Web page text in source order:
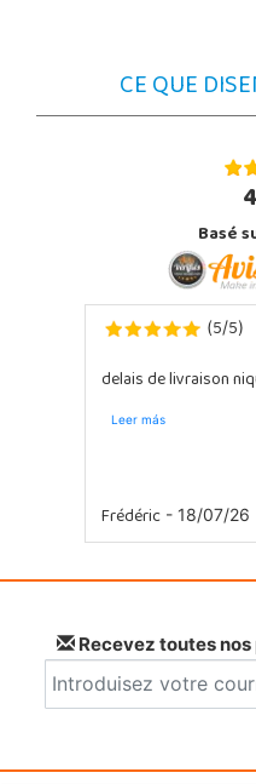
CE QUE
Basé
Super A savoir que
sab ...
5/5)
delais de livraison
Leer más
Frédéric- 18/07/26
Recevez toutes